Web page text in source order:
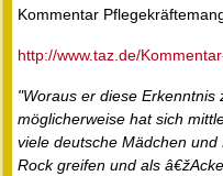
Kommentar
http://www.taz.de/
"Woraus er diese
möglicherweise hat sich
viele deutsche Mädchen
Rock greifen und als